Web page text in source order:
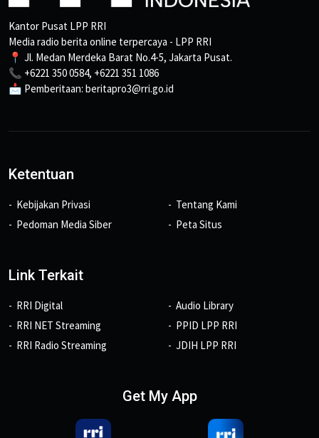
Kantor Pusat LPP RRI
Media radio berita online terpercaya - LPP RRI
📍 Jl. Medan Merdeka Barat No.4-5, Jakarta Pusat.
📞 +6221 350 0584, +6221 351 1086
📩 Pemberitaan: beritapro3@rri.go.id
Ketentuan
Kebijakan Privasi
Pedoman Media Siber
Tentang Kami
Peta Situs
Link Terkait
RRI Digital
RRI NET Streaming
RRI Radio Streaming
Audio Library
PPID LPP RRI
JDIH LPP RRI
Get My App